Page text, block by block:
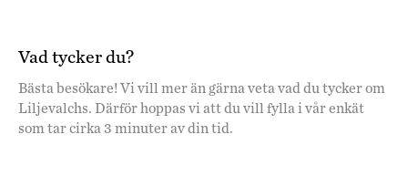
Vad tycker du?
Bästa besökare! Vi vill mer än gärna veta vad du tycker om
Liljevalchs. Därför hoppas vi att du vill fylla i vår enkät
som tar cirka 3 minuter av din tid.